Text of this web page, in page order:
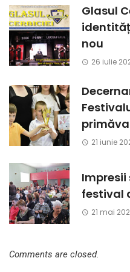
Glasul
nou
26 iulie
21 iunie
Impresii
festival
21 mai
Comments are closed.